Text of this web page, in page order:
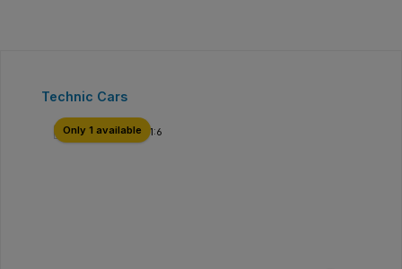
Salta la galleria dei prodotti
Technic Cars
Only 1 available